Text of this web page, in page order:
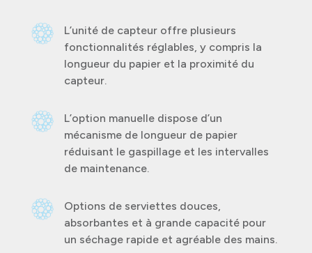
L’unité de capteur offre plusieurs
fonctionnalités réglables, y compris la
longueur du papier et la proximité du
capteur.
L’option manuelle dispose d’un
mécanisme de longueur de papier
réduisant le gaspillage et les intervalles
de maintenance.
Options de serviettes douces,
absorbantes et à grande capacité pour
un séchage rapide et agréable des mains.